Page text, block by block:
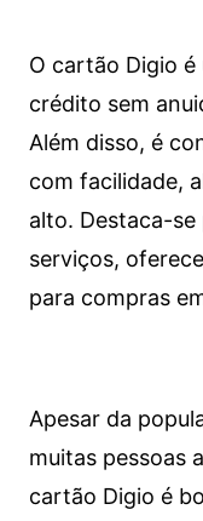
O cartão Digio
crédito sem
Além disso, é
com facilidade,
alto. Destaca-
serviços,
para compras
Apesar da
muitas pessoas
cartão Digio é